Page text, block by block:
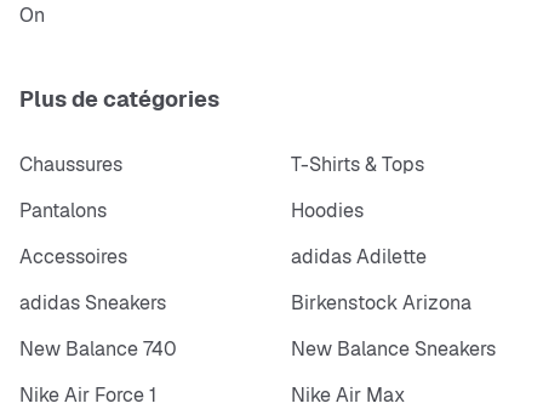
On
Plus de catégories
Chaussures
T-Shirts & Tops
Pantalons
Hoodies
Accessoires
adidas Adilette
adidas Sneakers
Birkenstock Arizona
New Balance 740
New Balance Sneakers
Nike Air Force 1
Nike Air Max